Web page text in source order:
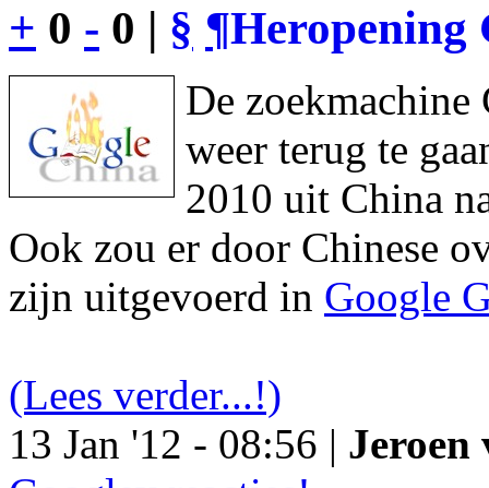
+ 0 - 0 | § ¶Heropening
De
weer terug te
2010 uit China
Ook zou er door Chinese
zijn uitgevoerd in Google
(Lees verder...!)
13 Jan '12 - 08:56 | Jeroen